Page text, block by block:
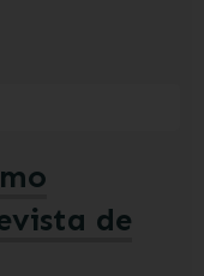
de